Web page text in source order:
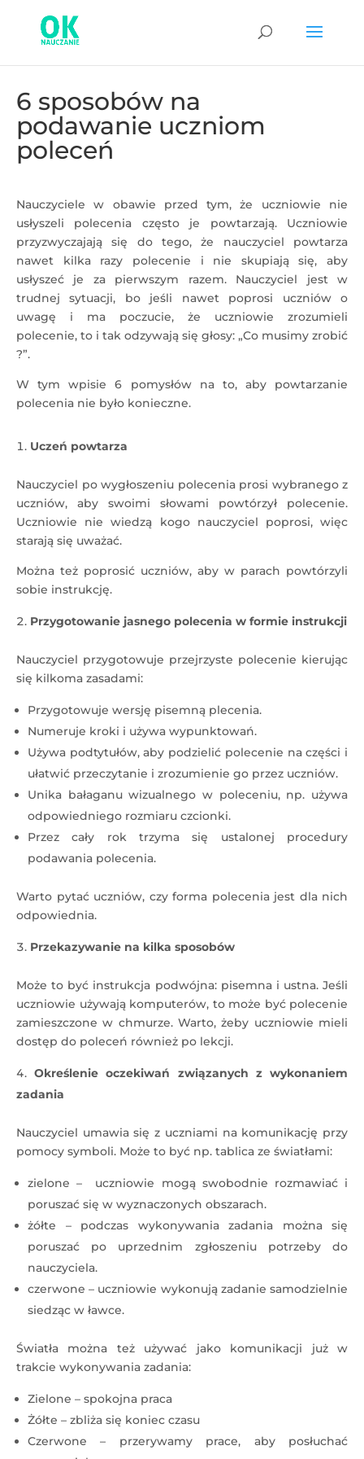
6 sposobów na
podawanie uczniom
poleceń
Nauczyciele w obawie przed tym, że uczniowie nie
usłyszeli polecenia często je powtarzają. Uczniowie
przyzwyczajają się do tego, że nauczyciel powtarza
nawet kilka razy polecenie i nie skupiają się, aby
usłyszeć je za pierwszym razem. Nauczyciel jest w
trudnej sytuacji, bo jeśli nawet poprosi uczniów o
uwagę i ma poczucie, że uczniowie zrozumieli
polecenie, to i tak odzywają się głosy: „Co musimy zrobić
?”.
W tym wpisie 6 pomysłów na to, aby powtarzanie
polecenia nie było konieczne.
Uczeń powtarza
Nauczyciel po wygłoszeniu polecenia prosi wybranego z
uczniów, aby swoimi słowami powtórzył polecenie.
Uczniowie nie wiedzą kogo nauczyciel poprosi, więc
starają się uważać.
Można też poprosić uczniów, aby w parach powtórzyli
sobie instrukcję.
Przygotowanie jasnego polecenia w formie instrukcji
Nauczyciel przygotowuje przejrzyste polecenie kierując
się kilkoma zasadami:
Przygotowuje wersję pisemną plecenia.
Numeruje kroki i używa wypunktowań.
Używa podtytułów, aby podzielić polecenie na części i
ułatwić przeczytanie i zrozumienie go przez uczniów.
Unika bałaganu wizualnego w poleceniu, np. używa
odpowiedniego rozmiaru czcionki.
Przez cały rok trzyma się ustalonej procedury
podawania polecenia.
Warto pytać uczniów, czy forma polecenia jest dla nich
odpowiednia.
Przekazywanie na kilka sposobów
Może to być instrukcja podwójna: pisemna i ustna. Jeśli
uczniowie używają komputerów, to może być polecenie
zamieszczone w chmurze. Warto, żeby uczniowie mieli
dostęp do poleceń również po lekcji.
Określenie oczekiwań związanych z wykonaniem
zadania
Nauczyciel umawia się z uczniami na komunikację przy
pomocy symboli. Może to być np. tablica ze światłami:
zielone – uczniowie mogą swobodnie rozmawiać i
poruszać się w wyznaczonych obszarach.
żółte – podczas wykonywania zadania można się
poruszać po uprzednim zgłoszeniu potrzeby do
nauczyciela.
czerwone – uczniowie wykonują zadanie samodzielnie
siedząc w ławce.
Światła można też używać jako komunikacji już w
trakcie wykonywania zadania:
Zielone – spokojna praca
Żółte – zbliża się koniec czasu
Czerwone – przerywamy prace, aby posłuchać